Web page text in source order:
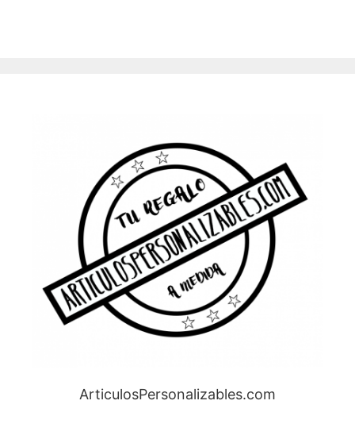
ArticulosPersonalizables.com